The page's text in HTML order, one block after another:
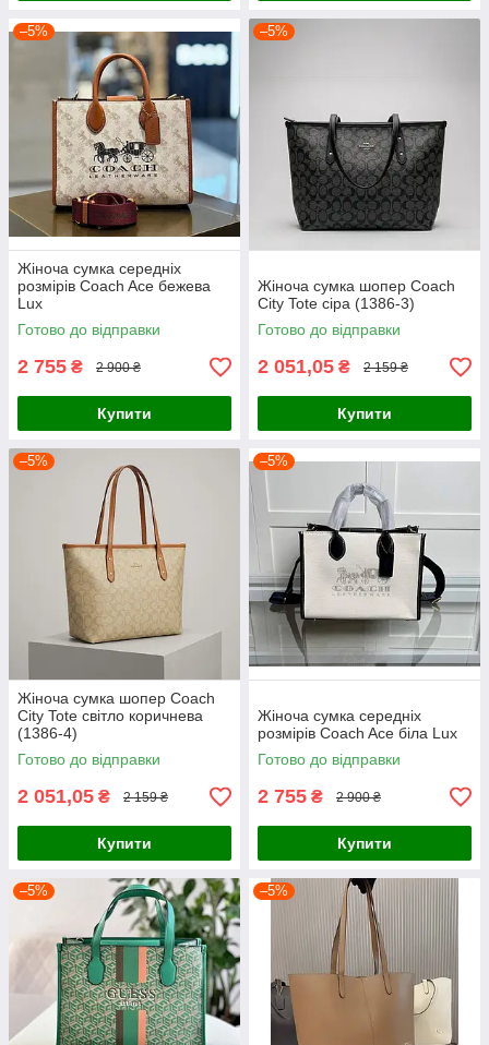
–5%
Жіноча сумка середніх
розмірів Coach Ace бежева
Lux
Готово до відправки
2 755 ₴ 2 900 ₴
Купити
–5%
Жіноча сумка шопер Coach
City Tote сіра (1386-3)
Готово до відправки
2 051,05 ₴ 2 159 ₴
Купити
–5%
Жіноча сумка шопер Coach
City Tote світло коричнева
(1386-4)
Готово до відправки
2 051,05 ₴ 2 159 ₴
Купити
–5%
Жіноча сумка середніх
розмірів Coach Ace біла Lux
Готово до відправки
2 755 ₴ 2 900 ₴
Купити
–5% –5%